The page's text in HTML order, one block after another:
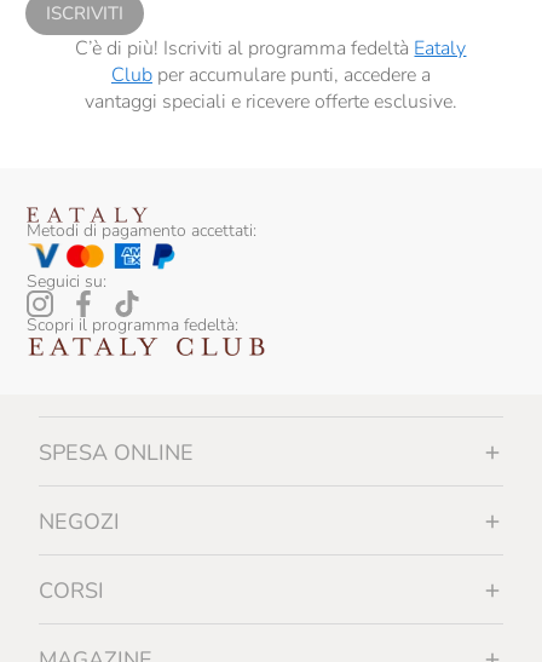
ISCRIVITI
C’è di più! Iscriviti al programma fedeltà Eataly
Clubper accumulare punti, accedere a
vantaggi speciali e ricevere offerte esclusive.
Metodi di pagamento accettati:
Seguici su:
Scopri il programma fedeltà:
SPESA ONLINE
NEGOZI
CORSI